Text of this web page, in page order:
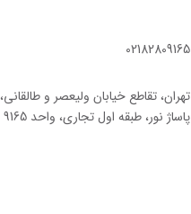
02182809165
تهران، تقاطع خیابان ولیعصر و طالقانی،
پاساژ نور، طبقه اول تجاری، واحد 9165